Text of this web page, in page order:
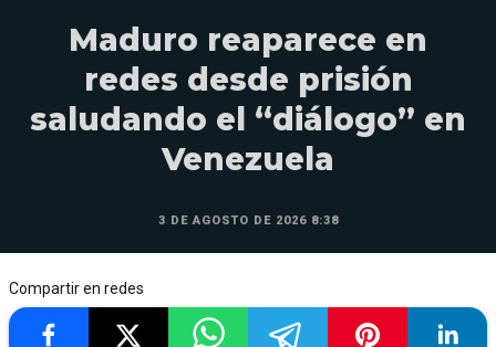
Maduro reaparece en
redes desde prisión
saludando el “diálogo” en
Venezuela
3 DE AGOSTO DE 2026 8:38
Compartir en redes